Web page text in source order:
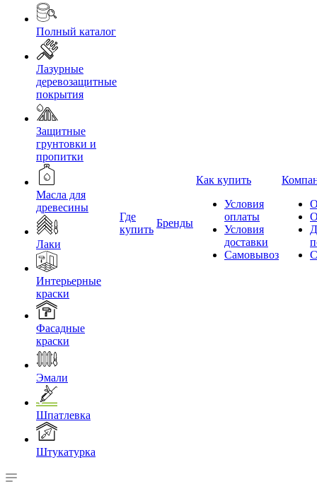
Полный каталог
Лазурные
деревозащитные
покрытия
Защитные
грунтовки и
пропитки
Масла для
древесины
Лаки
Интерьерные
краски
Фасадные
краски
Эмали
Шпатлевка
Штукатурка
Где
купить
Бренды
Как купить
Условия
оплаты
Условия
доставки
Самовывоз